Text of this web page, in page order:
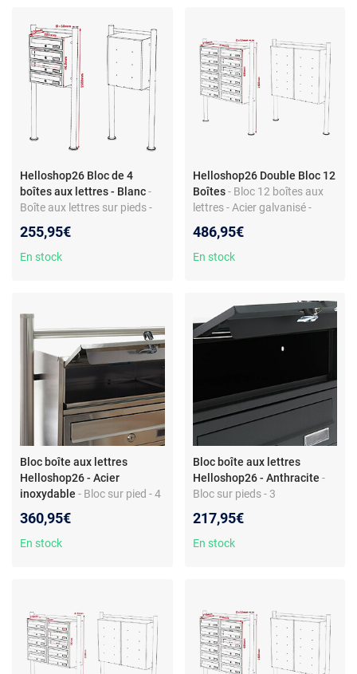
Helloshop26 Bloc de 4
boîtes aux lettres - Blanc-
Boîte aux lettres sur pieds -
Montage pratique -
Dimensions: 468 x 385 x 270
255,95€
En stock
Helloshop26 Double Bloc 12
Boîtes - Bloc 12 boîtes aux
lettres - Acier galvanisé -
simple - Couleur blanche
486,95€
En stock
Bloc boîte aux lettres
Helloshop26 - Acier
inoxydable - Bloc sur pied - 4
Acier inoxydable - Fente 325
x 30 mm - Large fente - 2 clés
360,95€
En stock
Bloc boîte aux lettres
Helloshop26 - Anthracite -
Bloc sur pieds - 3
Acier galvanisé - Dimensions
36 x 38,5 x 27 cm - Inclus
217,95€
En stock